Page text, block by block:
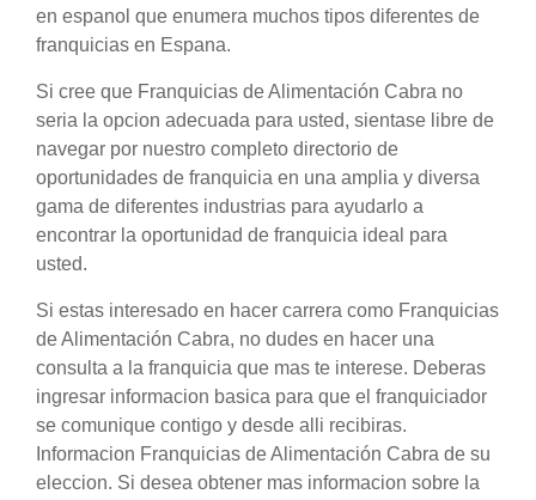
en espanol que enumera muchos tipos diferentes de
franquicias en Espana.
Si cree que Franquicias de Alimentación Cabra no
seria la opcion adecuada para usted, sientase libre de
navegar por nuestro completo directorio de
oportunidades de franquicia en una amplia y diversa
gama de diferentes industrias para ayudarlo a
encontrar la oportunidad de franquicia ideal para
usted.
Si estas interesado en hacer carrera como Franquicias
de Alimentación Cabra, no dudes en hacer una
consulta a la franquicia que mas te interese. Deberas
ingresar informacion basica para que el franquiciador
se comunique contigo y desde alli recibiras.
Informacion Franquicias de Alimentación Cabra de su
eleccion. Si desea obtener mas informacion sobre la